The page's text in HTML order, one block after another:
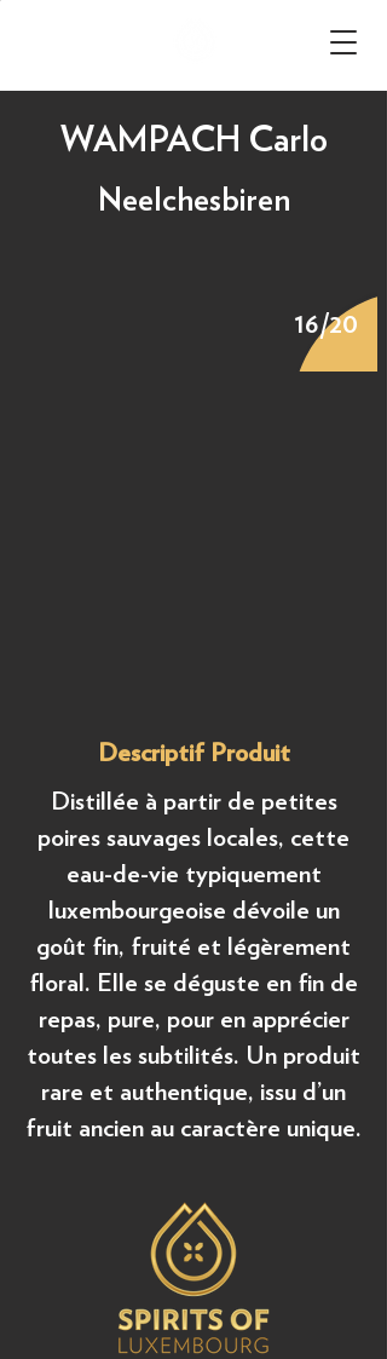
WAMPACH Carlo
Neelchesbiren
16/20
Descriptif Produit
Distillée à partir de petites
poires sauvages locales, cette
eau-de-vie typiquement
luxembourgeoise dévoile un
goût fin, fruité et légèrement
floral. Elle se déguste en fin de
repas, pure, pour en apprécier
toutes les subtilités. Un produit
rare et authentique, issu d’un
fruit ancien au caractère unique.